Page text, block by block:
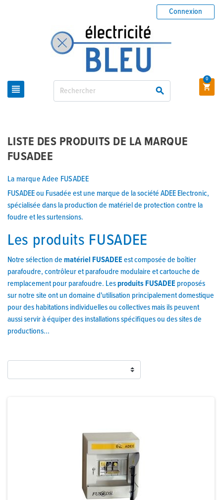
 
Connexion

0
LISTE DES PRODUITS DE LA MARQUE
FUSADEE
La marque Adee FUSADEE
FUSADEE ou Fusadée est une marque de la société ADEE Electronic,
spécialisée dans la production de matériel de protection contre la
foudre et les surtensions.
Les produits FUSADEE
Notre sélection dematériel FUSADEEest composée de boîtier
parafoudre, contrôleur et parafoudre modulaire et cartouche de
remplacement pour parafoudre. Lesproduits FUSADEE proposés
sur notre site ont un domaine d'utilisation principalement domestique
pour des habitations individuelles ou collectives mais ils peuvent
aussi servir à équiper des installations spécifiques ou des sites de
productions...